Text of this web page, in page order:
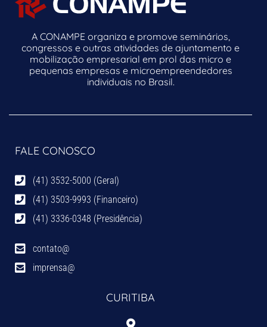
A CONAMPE organiza e promove seminários,
congressos e outras atividades de ajuntamento e
mobilização empresarial em prol das micro e
pequenas empresas e microempreendedores
individuais no Brasil.
FALE CONOSCO
(41) 3532-5000 (Geral)
(41) 3503-9993 (Financeiro)
(41) 3336-0348 (Presidência)
contato@
imprensa@
CURITIBA